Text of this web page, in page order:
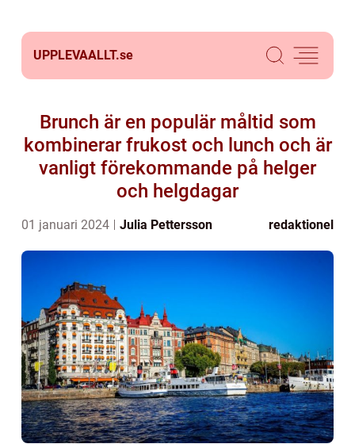
UPPLEVAALLT.se
Brunch är en populär måltid som
kombinerar frukost och lunch och är
vanligt förekommande på helger
och helgdagar
01 januari 2024 Julia Pettersson redaktionel